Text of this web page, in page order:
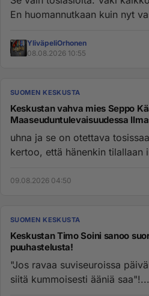
En huomannutkaan kuin nyt
YliväpeliOrhonen
08.08.2026 10:55
SUOMEN KESKUSTA
Keskustan vahva mies Seppo
Maaseuduntulevaisuudessa
uhna ja se on otettava
kertoo, että hänenkin tilallaan
09.08.2026 04:50
SUOMEN KESKUSTA
Keskustan Timo Soini sanoo
puuhastelusta!
"Jos ravaa suviseuroissa
siitä kummoisesti ääniä saa"!...